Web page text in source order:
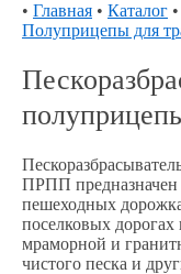
Дилеры
Контакты
• Главная • Каталог •
Полуприцепы для
ПРПП предназначен
пешеходных
поселковых
мраморной и
чистого песка и